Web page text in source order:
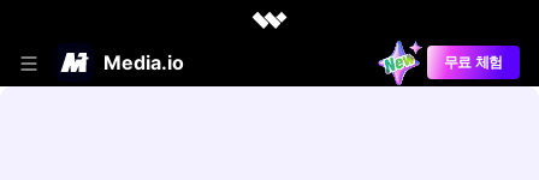
Media.io 무료 체험